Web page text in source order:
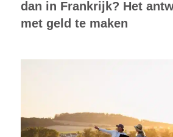
dan in Frankrijk? Het
met geld te maken